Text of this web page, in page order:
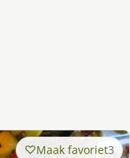
Maak favoriet3